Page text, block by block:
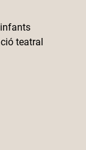
teatral